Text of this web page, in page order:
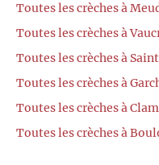
Toutes les crèches à
Toutes les crèches à
Toutes les crèches à
Toutes les crèches à
Toutes les crèches à
Toutes les crèches à